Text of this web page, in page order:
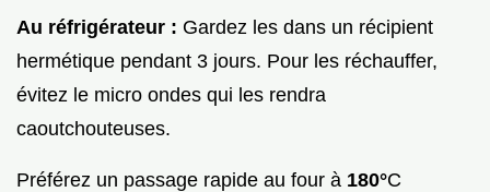
Au réfrigérateur : Gardez les dans un récipient
hermétique pendant 3 jours. Pour les réchauffer,
évitez le micro ondes qui les rendra
caoutchouteuses.
Préférez un passage rapide au four à 180°C